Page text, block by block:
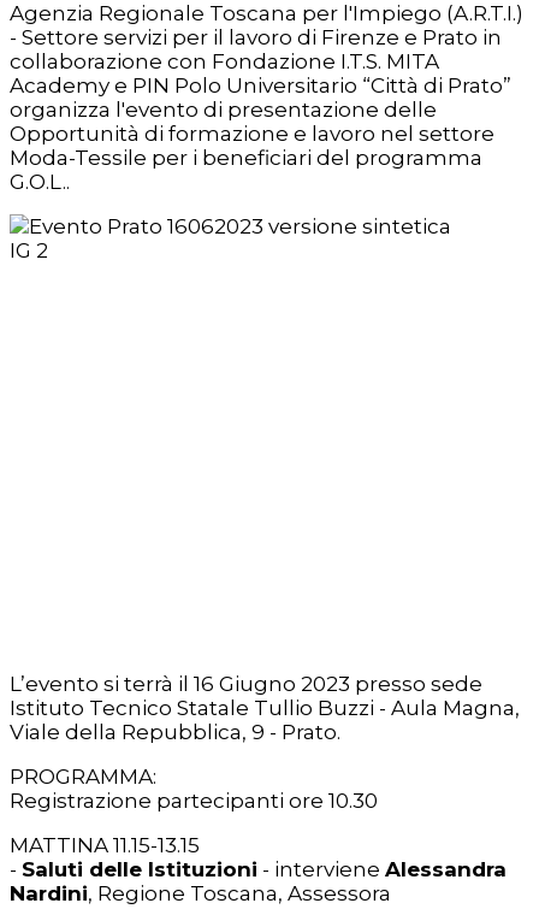
Agenzia Regionale Toscana per l'Impiego (A.R.T.I.)
- Settore servizi per il lavoro di Firenze e Prato in
collaborazione con Fondazione I.T.S. MITA
Academy e PIN Polo Universitario “Città di Prato”
organizza l'evento di presentazione delle
Opportunità di formazione e lavoro nel settore
Moda-Tessile per i beneficiari del programma
G.O.L..
L’evento si terrà il 16 Giugno 2023 presso sede
Istituto Tecnico Statale Tullio Buzzi - Aula Magna,
Viale della Repubblica, 9 - Prato.
PROGRAMMA:
Registrazione partecipanti ore 10.30
MATTINA 11.15-13.15
- Saluti delle Istituzioni - interviene Alessandra
Nardini, Regione Toscana, Assessora